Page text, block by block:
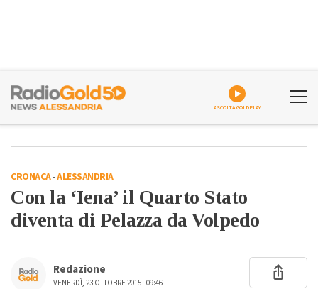
ASCOLTA GOLDPLAY
CRONACA-ALESSANDRIA
Con la ‘Iena’ il Quarto Stato
diventa di Pelazza da Volpedo
Redazione
VENERDÌ, 23 OTTOBRE 2015 - 09:46